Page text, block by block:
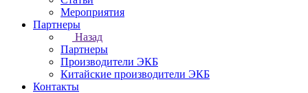
Мероприятия
Партнеры
Назад
Партнеры
Производители ЭКБ
Китайские производители ЭКБ
Контакты